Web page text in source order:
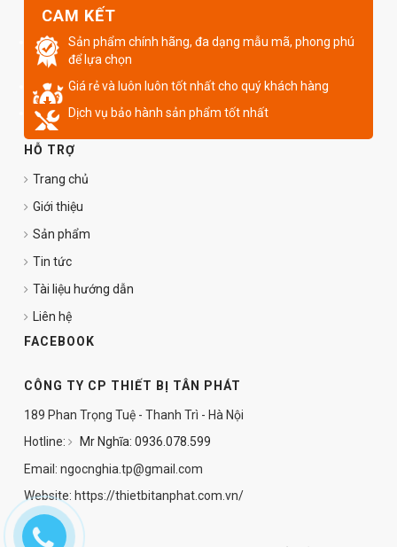
CAM KẾT
Sản phẩm chính hãng, đa dạng mẫu mã, phong phú
để lựa chọn
Giá rẻ và luôn luôn tốt nhất cho quý khách hàng
Dịch vụ bảo hành sản phẩm tốt nhất
HỖ TRỢ
Trang chủ
Giới thiệu
Sản phẩm
Tin tức
Tài liệu hướng dẫn
Liên hệ
FACEBOOK
CÔNG TY CP THIẾT BỊ TÂN PHÁT
189 Phan Trọng Tuệ - Thanh Trì - Hà Nội
Hotline:
Mr Nghĩa: 0936.078.599
Email: ngocnghia.tp@gmail.com
Website: https://thietbitanphat.com.vn/